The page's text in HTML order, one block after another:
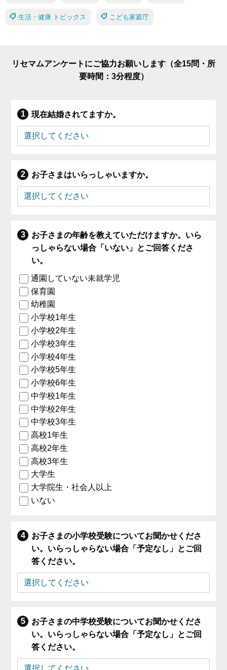
生活・健康 トピックス こども家庭庁
リセマムアンケートにご協力お願いします（全15問・所
要時間：3分程度）
現在結婚されてますか。
お子さまはいらっしゃいますか。
お子さまの年齢を教えていただけますか。いら
っしゃらない場合「いない」とご回答くださ
い。
通園していない未就学児
保育園
幼稚園
小学校1年生
小学校2年生
小学校3年生
小学校4年生
小学校5年生
小学校6年生
中学校1年生
中学校2年生
中学校3年生
高校1年生
高校2年生
高校3年生
大学生
大学院生・社会人以上
いない
お子さまの小学校受験についてお聞かせくださ
い。いらっしゃらない場合「予定なし」とご回
答ください。
お子さまの中学校受験についてお聞かせくださ
い。いらっしゃらない場合「予定なし」とご回
答ください。